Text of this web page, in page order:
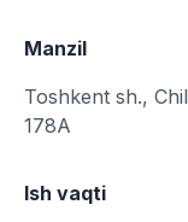
Manzil
Toshkent sh.,
178A
Ish vaqti